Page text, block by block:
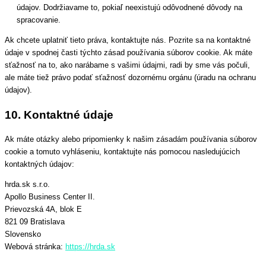
údajov. Dodržiavame to, pokiaľ neexistujú odôvodnené dôvody na
spracovanie.
Ak chcete uplatniť tieto práva, kontaktujte nás. Pozrite sa na kontaktné
údaje v spodnej časti týchto zásad používania súborov cookie. Ak máte
sťažnosť na to, ako narábame s vašimi údajmi, radi by sme vás počuli,
ale máte tiež právo podať sťažnosť dozornému orgánu (úradu na ochranu
údajov).
10. Kontaktné údaje
Ak máte otázky alebo pripomienky k našim zásadám používania súborov
cookie a tomuto vyhláseniu, kontaktujte nás pomocou nasledujúcich
kontaktných údajov:
hrda.sk s.r.o.
Apollo Business Center II.
Prievozská 4A, blok E
821 09 Bratislava
Slovensko
Webová stránka: https://hrda.sk